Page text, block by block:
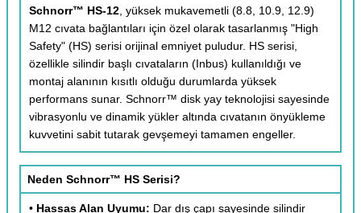
Schnorr™ HS-12 , yüksek mukavemetli (8.8, 10.9, 12.9)
M12 cıvata bağlantıları için özel olarak tasarlanmış "High
Safety" (HS) serisi orijinal emniyet puludur. HS serisi,
özellikle silindir başlı cıvataların (Inbus) kullanıldığı ve
montaj alanının kısıtlı olduğu durumlarda yüksek
performans sunar. Schnorr™ disk yay teknolojisi sayesinde
vibrasyonlu ve dinamik yükler altında cıvatanın önyükleme
kuvvetini sabit tutarak gevşemeyi tamamen engeller.
Neden Schnorr™ HS Serisi?
• Hassas Alan Uyumu: Dar dış çapı sayesinde silindir